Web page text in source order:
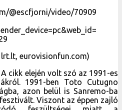
@escfjorni/video/70909
eurovisionfun.com)
cikk elején volt szó az 1991-es
1991-ben Toto Cutugno
azon belül is Sanremo-ba
Viszont az éppen zajló